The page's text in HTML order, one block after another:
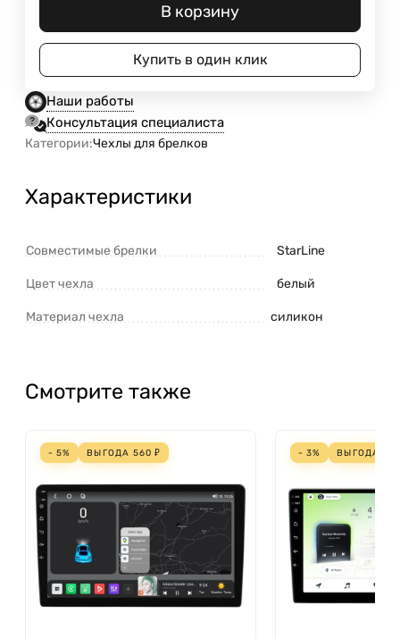
В корзину
Купить в один клик
Наши работы
Консультация специалиста
Категории:Чехлы для брелков
Характеристики
Совместимые брелки StarLine
Цвет чехла белый
Материал чехла силикон
Смотрите также
- 5% ВЫГОДА 560 ₽ - 3% ВЫГОДА